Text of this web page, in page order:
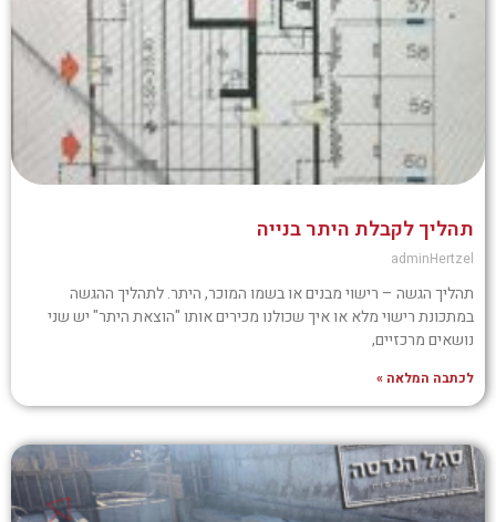
תהליך לקבלת היתר בנייה
adminHertzel
תהליך הגשה – רישוי מבנים או בשמו המוכר, היתר. לתהליך ההגשה
במתכונת רישוי מלא או איך שכולנו מכירים אותו "הוצאת היתר" יש שני
נושאים מרכזיים,
לכתבה המלאה »